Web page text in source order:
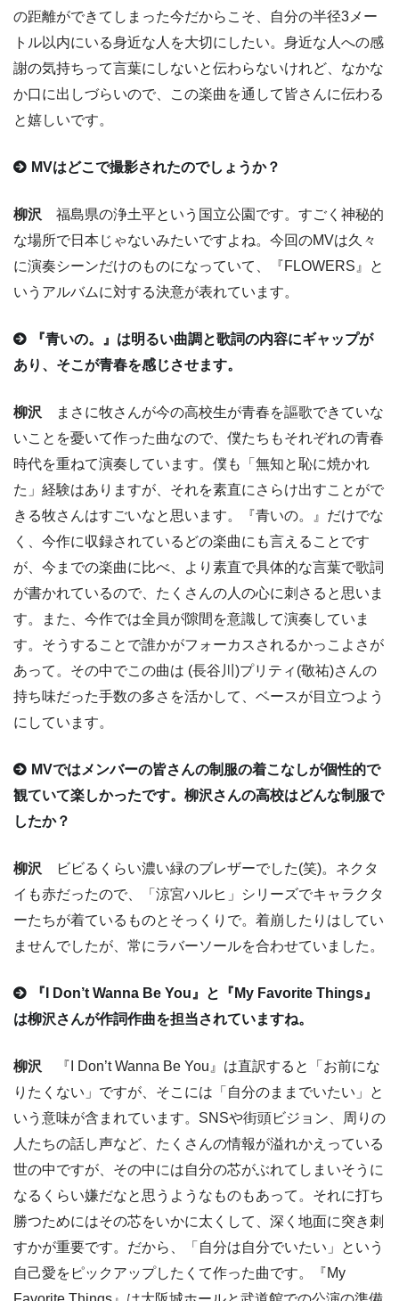
の距離ができてしまった今だからこそ、自分の半径3メー
トル以内にいる身近な人を大切にしたい。身近な人への感
謝の気持ちって言葉にしないと伝わらないけれど、なかな
か口に出しづらいので、この楽曲を通して皆さんに伝わる
と嬉しいです。
MVはどこで撮影されたのでしょうか？
柳沢 福島県の浄土平という国立公園です。すごく神秘的
な場所で日本じゃないみたいですよね。今回のMVは久々
に演奏シーンだけのものになっていて、『FLOWERS』と
いうアルバムに対する決意が表れています。
『青いの。』は明るい曲調と歌詞の内容にギャップが
あり、そこが青春を感じさせます。
柳沢
まさに牧さんが今の高校生が青春を謳歌できていな
いことを憂いて作った曲なので、僕たちもそれぞれの青春
時代を重ねて演奏しています。僕も「無知と恥に焼かれ
た」経験はありますが、それを素直にさらけ出すことがで
きる牧さんはすごいなと思います。『青いの。』だけでな
く、今作に収録されているどの楽曲にも言えることです
が、今までの楽曲に比べ、より素直で具体的な言葉で歌詞
が書かれているので、たくさんの人の心に刺さると思いま
す。また、今作では全員が隙間を意識して演奏していま
す。そうすることで誰かがフォーカスされるかっこよさが
あって。その中でこの曲は (長谷川)プリティ(敬祐)さんの
持ち味だった手数の多さを活かして、ベースが目立つよう
にしています。
MVではメンバーの皆さんの制服の着こなしが個性的で
観ていて楽しかったです。柳沢さんの高校はどんな制服で
したか？
柳沢
ビビるくらい濃い緑のブレザーでした(笑)。ネクタ
イも赤だったので、「涼宮ハルヒ」シリーズでキャラクタ
ーたちが着ているものとそっくりで。着崩したりはしてい
ませんでしたが、常にラバーソールを合わせていました。
『I Don’t Wanna Be You』と『My Favorite Things』
は柳沢さんが作詞作曲を担当されていますね。
柳沢
『I Don’t Wanna Be You』は直訳すると「お前にな
りたくない」ですが、そこには「自分のままでいたい」と
いう意味が含まれています。SNSや街頭ビジョン、周りの
人たちの話し声など、たくさんの情報が溢れかえっている
世の中ですが、その中には自分の芯がぶれてしまいそうに
なるくらい嫌だなと思うようなものもあって。それに打ち
勝つためにはその芯をいかに太くして、深く地面に突き刺
すかが重要です。だから、「自分は自分でいたい」という
自己愛をピックアップしたくて作った曲です。『My